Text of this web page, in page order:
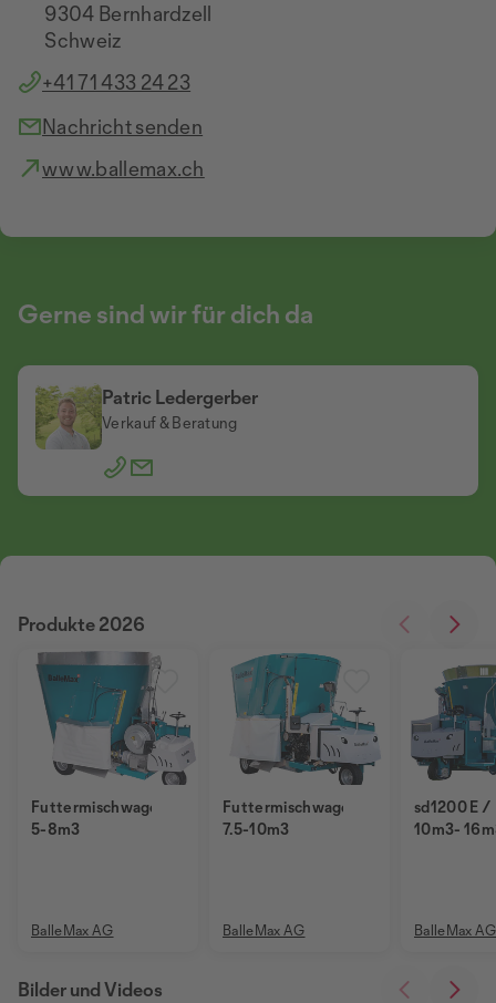
9304 Bernhardzell
Schweiz
+41 71 433 24 23
Nachricht senden
www.ballemax.ch
Gerne sind wir für dich da
Patric Ledergerber
Verkauf & Beratung
Futtermischwagen
5-8m3
BalleMax AG
Futtermischwagen
7.5-10m3
BalleMax AG
sd1200 E /
10m3-
BalleMax AG
Produkte 2026
Bilder und Videos